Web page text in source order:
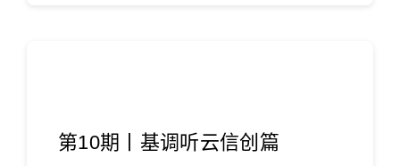
第10期丨基调听云信创篇